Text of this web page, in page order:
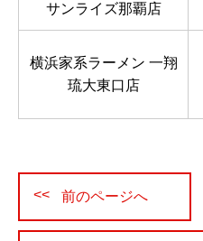
サンライズ那覇店
横浜家系ラーメン 一翔
琉大東口店
ナ
前のページへ